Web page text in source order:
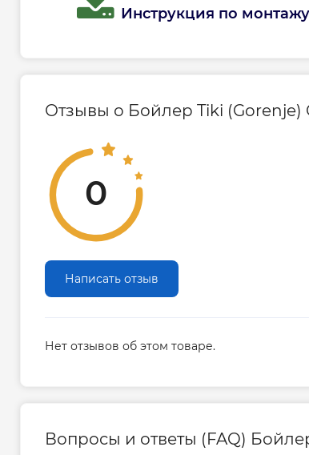
Гарантия на бак : 10 лет (при
Гарантия на электрическую
Инструкция по
Отзывы о Бойлер Tiki (Gorenje)
0
Написать отзыв
Нет отзывов об этом товаре.
Вопросы и ответы (FAQ)